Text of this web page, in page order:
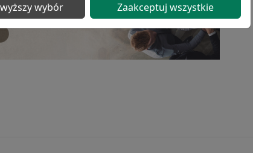
wybór Zaakceptuj wszystkie